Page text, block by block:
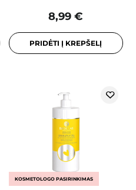
8,99 €
PRIDĖTI Į KREPŠELĮ
KOSMETOLOGO PASIRINKIMAS